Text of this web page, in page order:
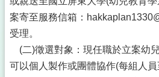
案寄至服務信箱：
受理。
(二)徵選對象：現任職於立案幼
可以個人製作或團體協作(每組人員